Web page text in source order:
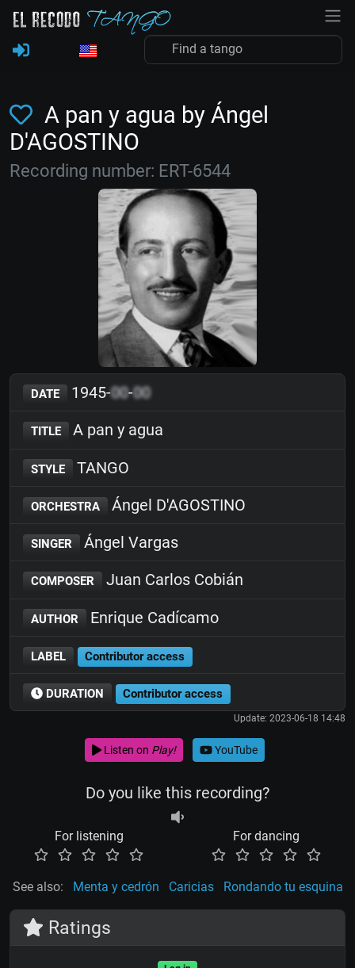
A pan y agua by Ángel
D'AGOSTINO
Recording number: ERT-6544
DATE 1945-00-00
TITLE A pan y agua
STYLE TANGO
ORCHESTRA Ángel D'AGOSTINO
SINGER Ángel Vargas
COMPOSER Juan Carlos Cobián
AUTHOR Enrique Cadícamo
LABEL Contributor access
DURATION Contributor access
Update: 2023-06-18 14:48
Listen on Play! YouTube
Do you like this recording?
For listening For dancing
See also: Menta y cedrón Caricias Rondando tu esquina
Ratings